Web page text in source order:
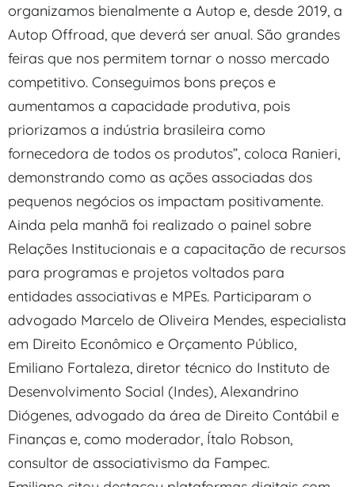
organizamos bienalmente a Autop e, desde 2019, a
Autop Offroad, que deverá ser anual. São grandes
feiras que nos permitem tornar o nosso mercado
competitivo. Conseguimos bons preços e
aumentamos a capacidade produtiva, pois
priorizamos a indústria brasileira como
fornecedora de todos os produtos”, coloca Ranieri,
demonstrando como as ações associadas dos
pequenos negócios os impactam positivamente.
Ainda pela manhã foi realizado o painel sobre
Relações Institucionais e a capacitação de recursos
para programas e projetos voltados para
entidades associativas e MPEs. Participaram o
advogado Marcelo de Oliveira Mendes, especialista
em Direito Econômico e Orçamento Público,
Emiliano Fortaleza, diretor técnico do Instituto de
Desenvolvimento Social (Indes), Alexandrino
Diógenes, advogado da área de Direito Contábil e
Finanças e, como moderador, Ítalo Robson,
consultor de associativismo da Fampec.